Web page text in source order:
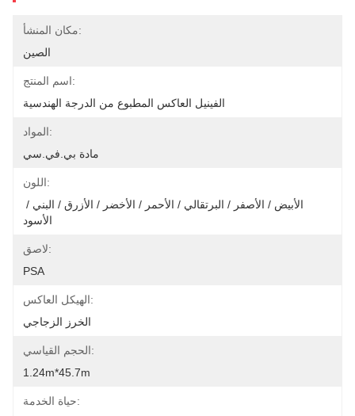
مكان المنشأ:
الصين
اسم المنتج:
الفينيل العاكس المطبوع من الدرجة الهندسية
المواد:
مادة بي.في.سي
اللون:
الأسود
لاصق:
PSA
الهيكل العاكس:
الخرز الزجاجي
الحجم القياسي:
1.24m*45.7m
حياة الخدمة: